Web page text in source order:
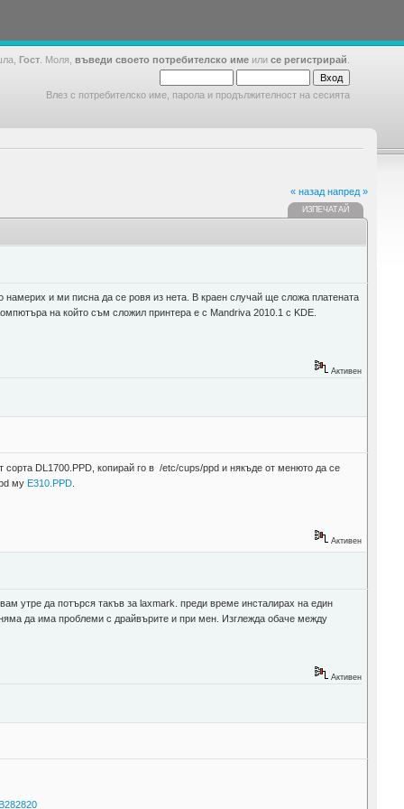
Гост . Моля, въведи своето потребителско име или се регистрирай
Влез с потребителско име, парола и продължителност на сесията
« назад напред »
ИЗПЕЧАТАЙ
и ми писна да се ровя из нета. В краен случай ще сложа платената
на който съм сложил принтера е с Mandriva 2010.1 с KDE.
Активен
DL1700.PPD, копирай го в /etc/cups/ppd и някъде от менюто да се
муE310.PPD
Активен
утре да потърся такъв за laxmark. преди време инсталирах на един
да има проблеми с драйвърите и при мен. Изглежда обаче между
Активен